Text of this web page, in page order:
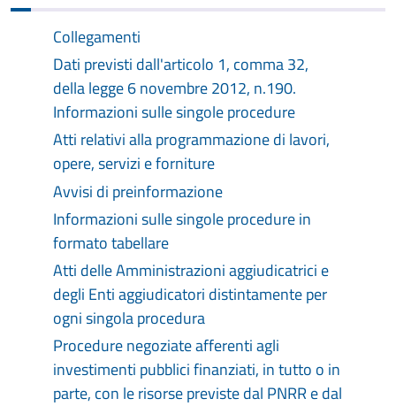
Collegamenti
Dati previsti dall'articolo 1, comma 32,
della legge 6 novembre 2012, n.190.
Informazioni sulle singole procedure
Atti relativi alla programmazione di lavori,
opere, servizi e forniture
Avvisi di preinformazione
Informazioni sulle singole procedure in
formato tabellare
Atti delle Amministrazioni aggiudicatrici e
degli Enti aggiudicatori distintamente per
ogni singola procedura
Procedure negoziate afferenti agli
investimenti pubblici finanziati, in tutto o in
parte, con le risorse previste dal PNRR e dal